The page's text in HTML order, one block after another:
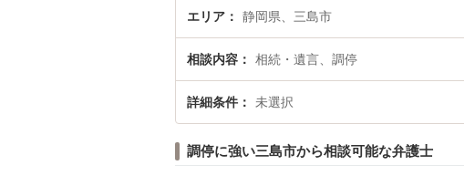
エリア 静岡県、三島市
相談内容 相続・遺言、調停
詳細条件 未選択
調停に強い三島市から相談可能な弁護士